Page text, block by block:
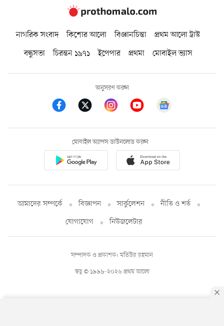
নাগরিক সংবাদ কিশোর আলো বিজ্ঞানচিন্তা
প্রথম আলো ট্রাস্ট
বন্ধুসভা
চিরন্তন ১৯৭১ ইপেপার প্রথমা মোবাইল ভ্যাস
অনুসরণ করুন
মোবাইল অ্যাপস ডাউনলোড করুন
আমাদের সম্পর্কে বিজ্ঞাপন সার্কুলেশন
নীতি ও শর্ত
যোগাযোগ
নিউজলেটার
স্বত্ব © ১৯৯৮-২০২৬ প্রথম আলো
সম্পাদক ও প্রকাশক: মতিউর রহমান